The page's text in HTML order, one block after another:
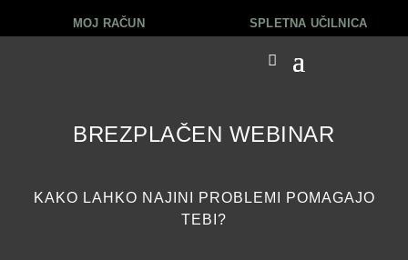
MOJ RAČUN SPLETNA UČILNICA
BREZPLAČEN WEBINAR
KAKO LAHKO NAJINI PROBLEMI POMAGAJO
TEBI?